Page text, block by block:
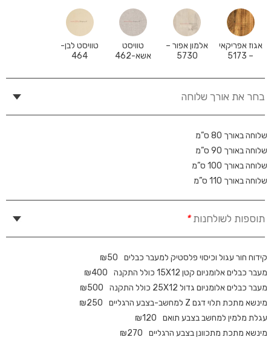
אגוז אפריקאי
– 5173
אלמון אפור –
5730
טוויסט
אשא-462
טוויסט לבן-
464
בחר את אורך שלוחה
שלוחה באורך 80 ס”מ
שלוחה באורך 90 ס”מ
שלוחה באורך 100 ס”מ
שלוחה באורך 110 ס”מ
תוספות לשולחנות*
קידוח חור עגול וכיסוי פלסטיק למעבר כבלים ₪50
מעבר כבלים אלומניום קטן 15X12 כולל התקנה
₪400
מעבר כבלים אלומניום גדול 25X12 כולל התקנה
₪500
מינשא מתכת תלוי דגם Z למחשב-בצבע הרגליים
₪250
עגלת מלמין למחשב בצבע תואם
₪120
מינשא מתכת מתכוונן בצבע הרגליים
₪270